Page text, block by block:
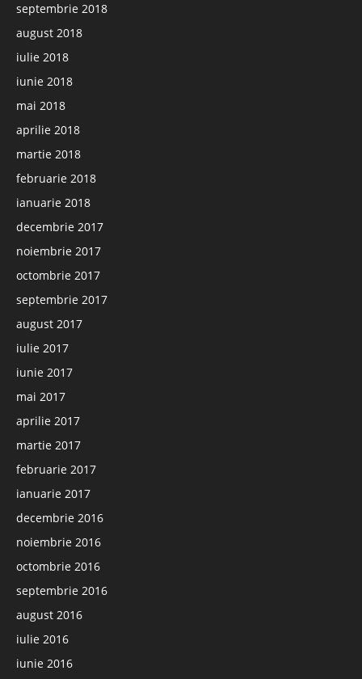
septembrie 2018
august 2018
iulie 2018
iunie 2018
mai 2018
aprilie 2018
martie 2018
februarie 2018
ianuarie 2018
decembrie 2017
noiembrie 2017
octombrie 2017
septembrie 2017
august 2017
iulie 2017
iunie 2017
mai 2017
aprilie 2017
martie 2017
februarie 2017
ianuarie 2017
decembrie 2016
noiembrie 2016
octombrie 2016
septembrie 2016
august 2016
iulie 2016
iunie 2016